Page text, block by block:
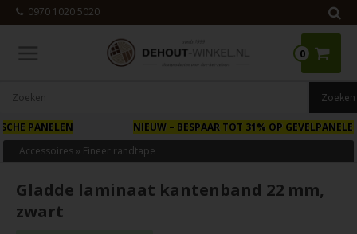
0970 1020 5020
0
NIEUW
– BESPAAR TOT 31% OP GEVELPANELEN VAN HOUT
Accessoires » Fineer randtape
Gladde laminaat kantenband 22 mm,
zwart